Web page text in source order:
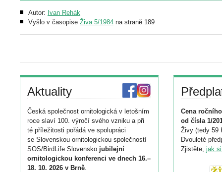
Autor: Ivan Rehák
Vyšlo v časopise Živa 5/1984 na straně 189
Aktuality
Česká společnost ornitologická v letošním
roce slaví 100. výročí svého vzniku a při
té příležitosti pořádá ve spolupráci
se Slovenskou ornitologickou společností
SOS/BirdLife Slovensko jubilejní
ornitologickou konferenci ve dnech 16.–
18. 10. 2026 v Brně.
Cena
od čísla 1/
Živy (tedy 59
Dvouleté
Zjistěte, jak